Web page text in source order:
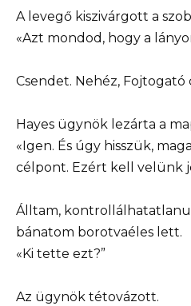
A levegő kiszivárgott a
«Azt mondod, hogy a
Csendet. Nehéz, Fojtogató
Hayes ügynök lezárta a
«Igen. És úgy hisszük,
célpont. Ezért kell velünk
Álltam,
bánatom borotvaéles lett.
«Ki tette ezt?”
Az ügynök tétovázott.